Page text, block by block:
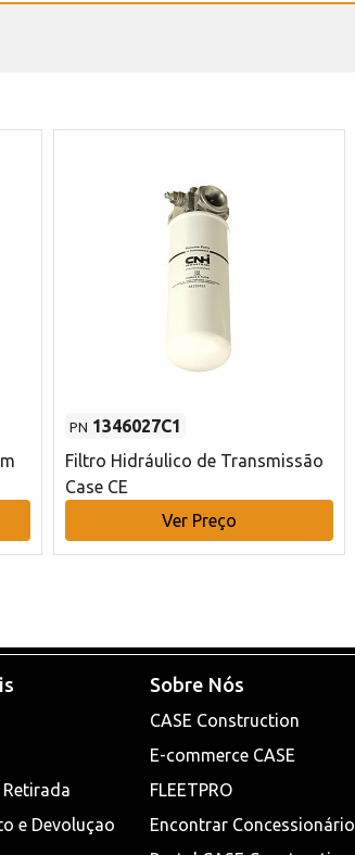
PN 1346027C1
Filtro Hidráulico de Transmissão
Case CE
Ver Preço
e Devoluçao
Sobre Nós
CASE Construction
E-commerce CASE
FLEETPRO
Encontrar Concessionário